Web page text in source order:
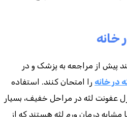
خانه
پیش از مراجعه به پزشک و در
در خانه را امتحان کنند. استفاده
عفونت لثه در مراحل خفیف، بسیار
درمان ورم لثه هستند که از